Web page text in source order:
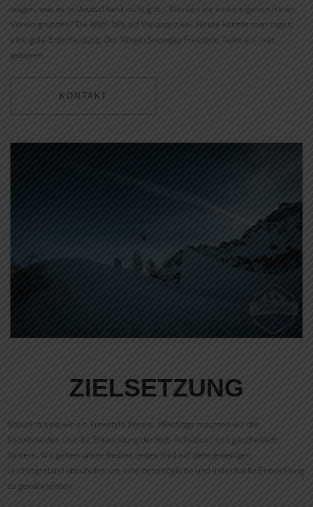
wagen, was es in Deutschland nicht gibt – Werden sie einen eigenen freien
Verein gründen? Die Wahl fällt auf Variante zwei. Heute könnte man sagen:
eine gute Entscheidung. Der Verein Snowgau Freestyle Team e.V. war
geboren.
KONTAKT
ZIELSETZUNG
Natürlich sind wir ein Freestyle Verein, allerdings möchten wir das
Snowboarden und die Entwicklung der Kids individuell und ganzheitlich
fördern. Wir geben unser Bestes, jedes Kind auf dem jeweiligen
Leistungsstand abzuholen um eine bestmögliche und Individuelle Entwicklung
zu gewährleisten.